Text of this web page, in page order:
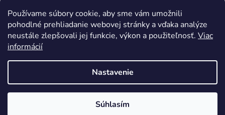
Používame súbory cookie, aby sme vám umožnili
pohodlné prehliadanie webovej stránky a vďaka analýze
neustále zlepšovali jej funkcie, výkon a použiteľnosť. Viac
informácií
Nastavenie
Súhlasím
Vytvoril Shoptet
Mystery e-shop